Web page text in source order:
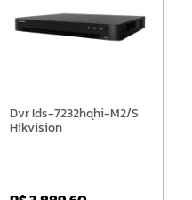
Dvr Ids-7232hqhi-M2/S
Hikvision